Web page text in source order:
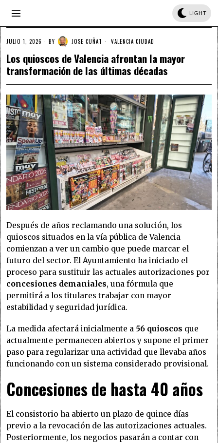
LIGHT
JULIO 1, 2026 BY JOSE CUÑAT VALENCIA CIUDAD
Los quioscos de Valencia afrontan la mayor
transformación de las últimas décadas
Después de años reclamando una solución, los
quioscos situados en la vía pública de Valencia
comienzan a ver un cambio que puede marcar el
futuro del sector. El Ayuntamiento ha iniciado el
proceso para sustituir las actuales autorizaciones por
concesiones demaniales, una fórmula que
permitirá a los titulares trabajar con mayor
estabilidad y seguridad jurídica.
La medida afectará inicialmente a 56 quioscos que
actualmente permanecen abiertos y supone el primer
paso para regularizar una actividad que llevaba años
funcionando con un sistema considerado provisional.
Concesiones de hasta 40 años
El consistorio ha abierto un plazo de quince días
previo a la revocación de las autorizaciones actuales.
Posteriormente, los negocios pasarán a contar con